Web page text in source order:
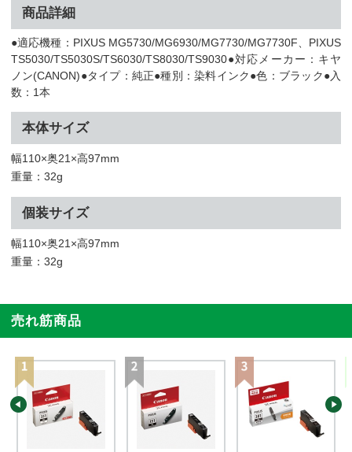
商品詳細
●適応機種：PIXUS MG5730/MG6930/MG7730/MG7730F、PIXUS
TS5030/TS5030S/TS6030/TS8030/TS9030●対応メーカー：キヤ
ノン(CANON)●タイプ：純正●種別：染料インク●色：ブラック●入
数：1本
本体サイズ
幅110×奥21×高97mm
重量：32g
個装サイズ
幅110×奥21×高97mm
重量：32g
売れ筋商品